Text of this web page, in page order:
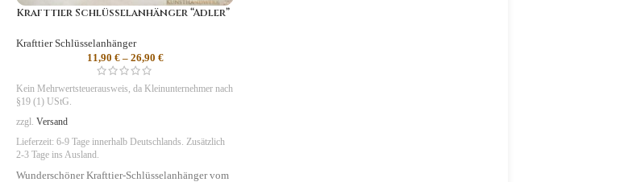
Krafttier Schlüsselanhänger “Adler”
Krafttier Schlüsselanhänger
11,90 €– 26,90 €
Kein Mehrwertsteuerausweis, da Kleinunternehmer nach
§19 (1) UStG.
zzgl. Versand
Lieferzeit: 6-9 Tage innerhalb Deutschlands. Zusätzlich
2-3 Tage ins Ausland.
Wunderschöner Krafttier-Schlüsselanhänger vom